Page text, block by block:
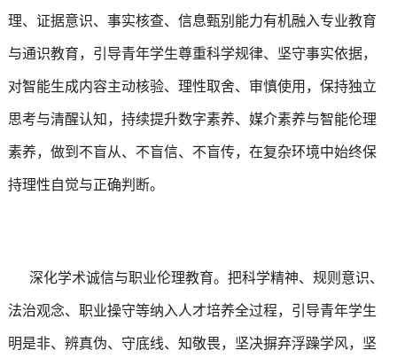
理、证据意识、事实核查、信息甄别能力有机融入专业教育
与通识教育，引导青年学生尊重科学规律、坚守事实依据，
对智能生成内容主动核验、理性取舍、审慎使用，保持独立
思考与清醒认知，持续提升数字素养、媒介素养与智能伦理
素养，做到不盲从、不盲信、不盲传，在复杂环境中始终保
持理性自觉与正确判断。
深化学术诚信与职业伦理教育。把科学精神、规则意识、
法治观念、职业操守等纳入人才培养全过程，引导青年学生
明是非、辨真伪、守底线、知敬畏，坚决摒弃浮躁学风，坚